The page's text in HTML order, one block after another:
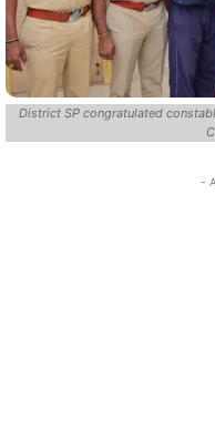
District SP congratulated
-